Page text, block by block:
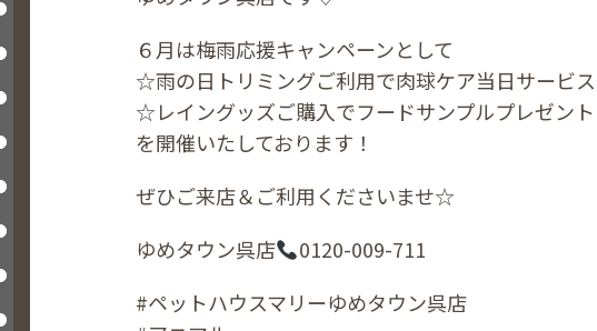
６月は梅雨応援キャンペーンとして
☆雨の日トリミングご利用で肉球ケア当日サービ
☆レイングッズご購入でフードサンプルプレゼン
を開催いたしております！
ぜひご来店＆ご利用くださいませ☆
ゆめタウン呉店
0120-009-711
#ペットハウスマリーゆめタウン呉店